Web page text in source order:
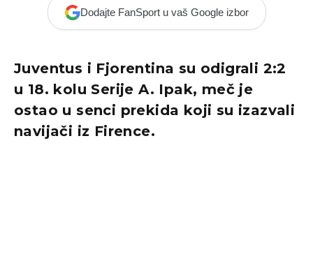
Dodajte FanSport u vaš Google izbor
Juventus i Fjorentina su odigrali 2:2
u 18. kolu Serije A. Ipak, meč je
ostao u senci prekida koji su izazvali
navijači iz Firence.